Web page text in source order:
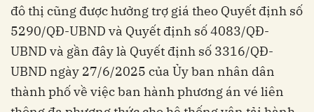
đô thị cũng được hưởng trợ giá theo Quyết định số
5290/QĐ-UBND và Quyết định số 4083/QĐ-
UBND và gần đây là Quyết định số 3316/QĐ-
UBND ngày 27/6/2025 của Ủy ban nhân dân
thành phố về việc ban hành phương án vé liên